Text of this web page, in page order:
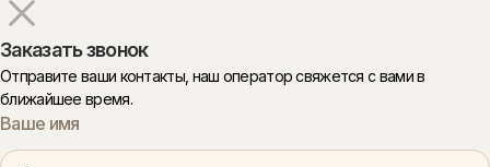
Заказать звонок
Отправите ваши контакты, наш оператор свяжется с вами в
ближайшее время.
Ваше имя